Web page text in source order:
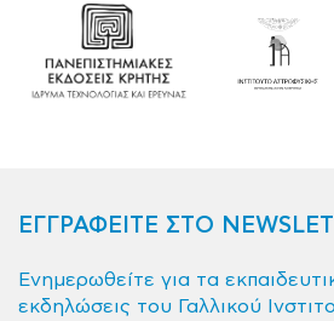
ΕΓΓΡΑΦΕΙΤΕ ΣΤΟ
Ενημερωθείτε για τα
εκδηλώσεις του Γαλλικού